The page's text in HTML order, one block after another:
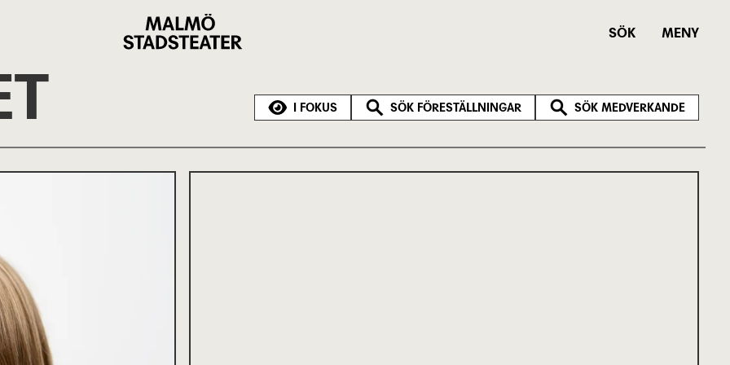
Stadsteater
SÖK MENY
I FOKUS SÖK FÖRESTÄLLNINGAR SÖK MEDVERKANDE